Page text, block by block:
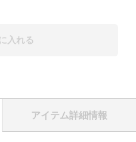
入れる
アイテム詳細情報